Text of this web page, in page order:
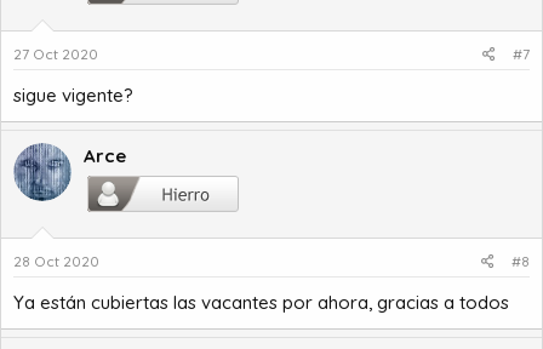
n
e
:
27 Oct 2020 #7
sigue vigente?
Arce
28 Oct 2020 #8
Ya están cubiertas las vacantes por ahora, gracias a todos